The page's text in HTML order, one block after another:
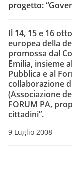
progetto:
Il 14, 15 e 16
europea della
promossa dal
Emilia, insieme
Pubblica e al
collaborazione
(Associazione
FORUM PA,
cittadini”.
9 Luglio 2008